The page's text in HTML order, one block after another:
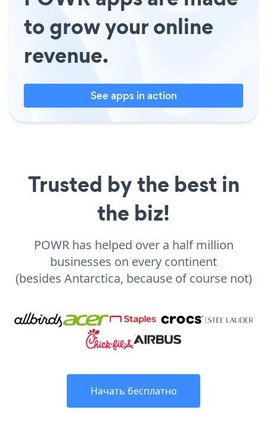
to grow your online
revenue.
See apps in action
Trusted by the best in
the biz!
POWR has helped over a half million
businesses on every continent
(besides Antarctica, because of course not)
Начать бесплатно